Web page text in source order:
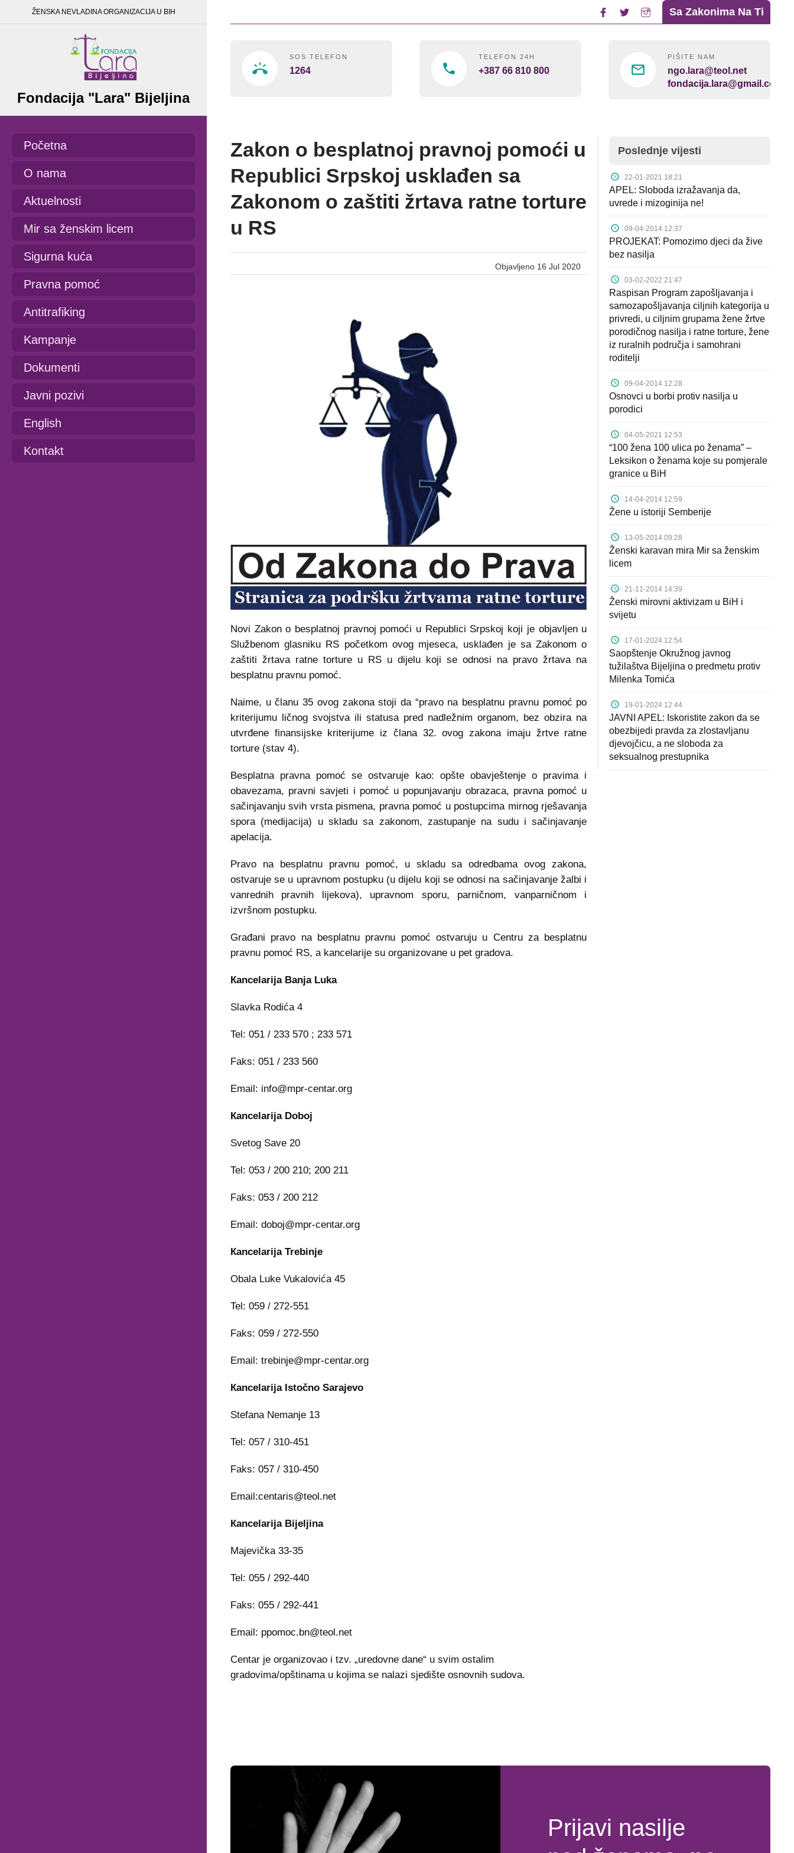
Sa Zakonima Na Ti
SOS TELEFON
1264
TELEFON 24H
+387 66 810 800
PIŠITE NAM
ngo.lara@teol.net
fondacija.lara@gmail.com
ŽENSKA NEVLADINA ORGANIZACIJA U BIH
Fondacija "Lara" Bijeljina
Početna
O nama
Aktuelnosti
Mir sa ženskim licem
Sigurna kuća
Pravna pomoć
Antitrafiking
Kampanje
Dokumenti
Javni pozivi
English
Kontakt
Zakon o besplatnoj pravnoj pomoći u
Republici Srpskoj usklađen sa
Zakonom o zaštiti žrtava ratne torture
u RS
Objavljeno 16 Jul 2020
Novi Zakon o besplatnoj pravnoj pomoći u Republici Srpskoj koji je objavljen u
Službenom glasniku RS početkom ovog mjeseca, usklađen je sa Zakonom o
zaštiti žrtava ratne torture u RS u dijelu koji se odnosi na pravo žrtava na
besplatnu pravnu pomoć.
Naime, u članu 35 ovog zakona stoji da “pravo na besplatnu pravnu pomoć po
kriterijumu ličnog svojstva ili statusa pred nadležnim organom, bez obzira na
utvrđene finansijske kriterijume iz člana 32. ovog zakona imaju žrtve ratne
torture (stav 4).
Besplatna pravna pomoć se ostvaruje kao: opšte obavještenje o pravima i
obavezama, pravni savjeti i pomoć u popunjavanju obrazaca, pravna pomoć u
sačinjavanju svih vrsta pismena, pravna pomoć u postupcima mirnog rješavanja
spora (medijacija) u skladu sa zakonom, zastupanje na sudu i sačinjavanje
apelacija.
Pravo na besplatnu pravnu pomoć, u skladu sa odredbama ovog zakona,
ostvaruje se u upravnom postupku (u dijelu koji se odnosi na sačinjavanje žalbi i
vanrednih pravnih lijekova), upravnom sporu, parničnom, vanparničnom i
izvršnom postupku.
Građani pravo na besplatnu pravnu pomoć ostvaruju u Centru za besplatnu
pravnu pomoć RS, a kancelarije su organizovane u pet gradova.
Кancelarija Banja Luka
Slavka Rodića 4
Tel: 051 / 233 570 ; 233 571
Faks: 051 / 233 560
Email: info@mpr-centar.org
Кancelarija Doboj
Svetog Save 20
Tel: 053 / 200 210; 200 211
Faks: 053 / 200 212
Email: doboj@mpr-centar.org
Кancelarija Trebinje
Obala Luke Vukalovića 45
Tel: 059 / 272-551
Faks: 059 / 272-550
Email: trebinje@mpr-centar.org
Кancelarija Istočno Sarajevo
Stefana Nemanje 13
Tel: 057 / 310-451
Faks: 057 / 310-450
Email:centaris@teol.net
Кancelarija Bijeljina
Majevička 33-35
Tel: 055 / 292-440
Faks: 055 / 292-441
Email: ppomoc.bn@teol.net
Centar je organizovao i tzv. „uredovne dane“ u svim ostalim
gradovima/opštinama u kojima se nalazi sjedište osnovnih sudova.
Poslednje vijesti
22-01-2021 18:21
APEL: Sloboda izražavanja da,
uvrede i mizoginija ne!
09-04-2014 12:37
PROJEKAT: Pomozimo djeci da žive
bez nasilja
03-02-2022 21:47
Raspisan Program zapošljavanja i
samozapošljavanja ciljnih kategorija u
privredi, u ciljnim grupama žene žrtve
porodičnog nasilja i ratne torture, žene
iz ruralnih područja i samohrani
roditelji
09-04-2014 12:28
Osnovci u borbi protiv nasilja u
porodici
04-05-2021 12:53
“100 žena 100 ulica po ženama” –
Leksikon o ženama koje su pomjerale
granice u BiH
14-04-2014 12:59
Žene u istoriji Semberije
13-05-2014 09:28
Ženski karavan mira Mir sa ženskim
licem
21-11-2014 14:39
Ženski mirovni aktivizam u BiH i
svijetu
17-01-2024 12:54
Saopštenje Okružnog javnog
tužilaštva Bijeljina o predmetu protiv
Milenka Tomića
19-01-2024 12:44
JAVNI APEL: Iskoristite zakon da se
obezbijedi pravda za zlostavljanu
djevojčicu, a ne sloboda za
seksualnog prestupnika
Prijavi nasilje